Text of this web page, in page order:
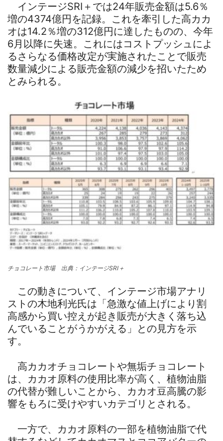
インテージSRI＋では24年販売金額は5.6％
増の4374億円を記録。これを牽引した高カカ
オは14.2％増の312億円に達したものの、今年
6月以降に失速。これにはコストプッシュによ
るさらなる価格改定が実施されたことで販売
数量減少による販売金額の減少を招いたため
とみられる。
チョコレート市場 出典：インテージSRI＋
この動きについて、インテージ市場アナリ
ストの木地利光氏は「急激な値上げにより割
高感から買い控えが起き販売が大きく落ち込
んでいることがうかがえる」との見方を示
す。
高カカオチョコレートや無垢チョコレート
は、カカオ原料の使用比率が高く、植物油脂
の代替が難しいことから、カカオ豆高騰の影
響をもろに受けやすいカテゴリとされる。
一方で、カカオ原料の一部を植物油脂で代